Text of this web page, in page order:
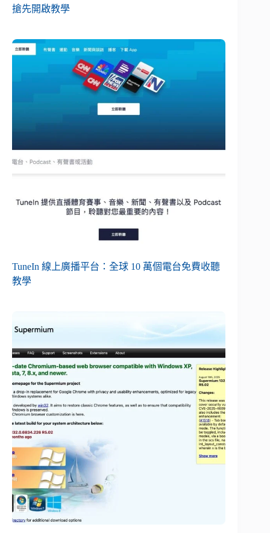
搶先開啟教學
TuneIn 線上廣播平台：全球 10 萬個電台免費收聽
教學